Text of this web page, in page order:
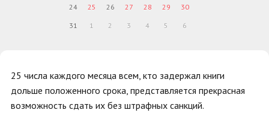
25 числа каждого месяца всем, кто задержал книги
дольше положенного срока, представляется прекрасная
возможность сдать их без штрафных санкций.
24 25 26 27 28 29 30
31 1 2 3 4 5 6